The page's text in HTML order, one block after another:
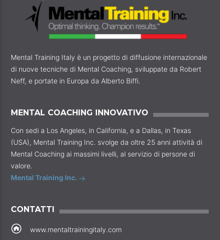
Mental Training Italy è un progetto di diffusione internazionale
di nuove tecniche di Mental Coaching, sviluppate da Robert
Neff, e portate in Europa da Alberto Biffi.
MENTAL COACHING INNOVATIVO
Con sedi a Los Angeles, in California, e a Dallas, in Texas
(USA), Mental Training Inc. svolge da oltre 25 anni attività di
Mental Coaching ai massimi livelli, al servizio di persone di
valore.
Mental Training Inc.
CONTATTI
www.mentaltrainingitaly.com